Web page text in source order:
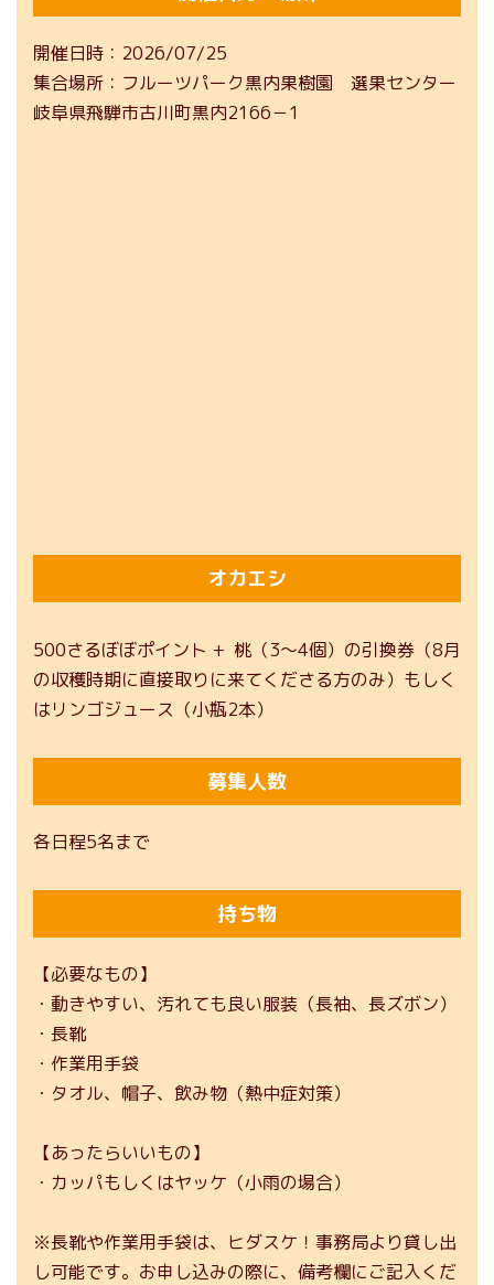
開催日時
2026/07/25
集合場所
フルーツパーク黒内果樹園 選果センター
岐阜県飛騨市古川町黒内2166－1
オカエシ
500さるぼぼポイント + 桃（3〜4個）の引換券（8月
の収穫時期に直接取りに来てくださる方のみ）もしく
はリンゴジュース（小瓶2本）
募集人数
各日程5名まで
持ち物
【必要なもの】
・動きやすい、汚れても良い服装（長袖、長ズボン）
・長靴
・作業用手袋
・タオル、帽子、飲み物（熱中症対策）
【あったらいいもの】
・カッパもしくはヤッケ（小雨の場合）
※長靴や作業用手袋は、ヒダスケ！事務局より貸し出
し可能です。お申し込みの際に、備考欄にご記入くだ